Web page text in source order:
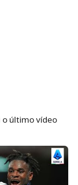
o último vídeo